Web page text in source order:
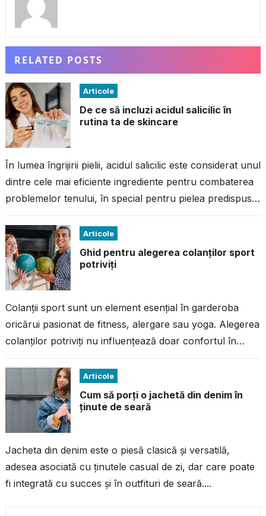
RELATED POSTS
Articole
De ce să incluzi acidul salicilic în
rutina ta de skincare
În lumea îngrijirii pielii, acidul salicilic este considerat unul
dintre cele mai eficiente ingrediente pentru combaterea
problemelor tenului, în special pentru pielea predispusă
Articole
Ghid pentru alegerea colanților sport
potriviți
Colanții sport sunt un element esențial în garderoba
oricărui pasionat de fitness, alergare sau yoga. Alegerea
colanților potriviți nu influențează doar confortul în
Articole
Cum să porți o jachetă din denim în
ținute de seară
Jacheta din denim este o piesă clasică și versatilă,
adesea asociată cu ținutele casual de zi, dar care poate
fi integrată cu succes și în outfituri de seară....